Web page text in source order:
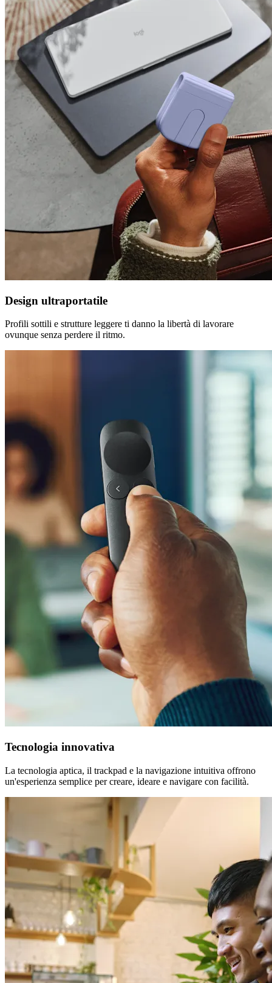
Design ultraportatile
Profili sottili e strutture leggere ti danno la libertà di lavorare
ovunque senza perdere il ritmo.
Tecnologia innovativa
La tecnologia aptica, il trackpad e la navigazione intuitiva offrono
un'esperienza semplice per creare, ideare e navigare con facilità.